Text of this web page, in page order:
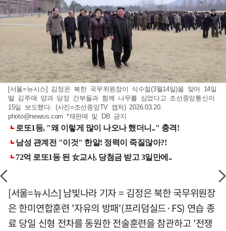
[서울=뉴시스] 김정은 북한 국무위원장이 식수절(3월14일)을 맞아 14일
딸 김주애 양과 당정 간부들과 함께 나무를 심었다고 조선중앙통신이
15일 보도했다. (사진=조선중앙TV 캡처) 2026.03.20.
photo@newsis.com *재판매 및 DB 금지
[서울=뉴시스] 남빛나라 기자 = 김정은 북한 국무위원장
은 한미연합훈련 '자유의 방패'(프리덤실드·FS) 연습 종
료 당일 신형 전차를 동원한 전술훈련을 참관하고 '전쟁